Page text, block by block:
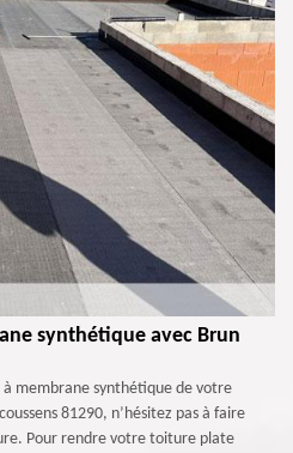
synthétique avec Brun
membrane synthétique de votre
81290, n’hésitez pas à faire
Pour rendre votre toiture plate